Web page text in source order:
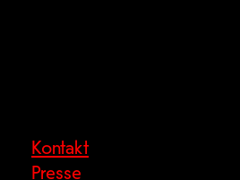
Kontakt
Presse